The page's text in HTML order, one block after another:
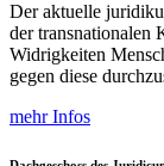
Der aktuelle
der transnationalen
Widrigkeiten
gegen diese
mehr Infos